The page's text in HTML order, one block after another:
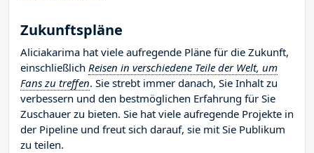
Zukunftspläne
Aliciakarima hat viele aufregende Pläne für die Zukunft,
einschließlich Reisen in verschiedene Teile der Welt, um
Fans zu treffen. Sie strebt immer danach, Sie Inhalt zu
verbessern und den bestmöglichen Erfahrung für Sie
Zuschauer zu bieten. Sie hat viele aufregende Projekte in
der Pipeline und freut sich darauf, sie mit Sie Publikum
zu teilen.